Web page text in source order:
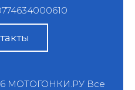
МОТОГОНКИ.РУВсе